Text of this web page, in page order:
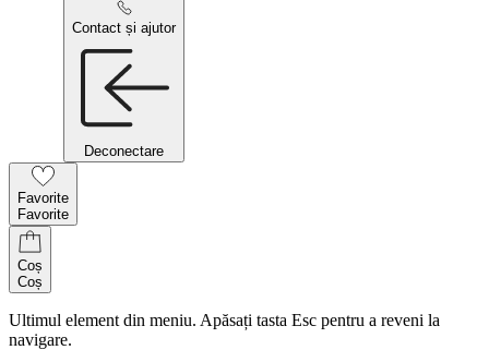
Contact și ajutor
Deconectare
Favorite
Favorite
Coș
Coș
Ultimul element din meniu. Apăsați tasta Esc pentru a reveni la
navigare.